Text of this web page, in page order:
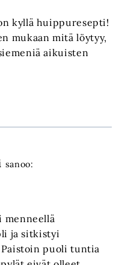
kyllä huippuresepti!
mukaan mitä löytyy,
aikuisten
sanoo:
menneellä
ja sitkistyi
Paistoin puoli tuntia